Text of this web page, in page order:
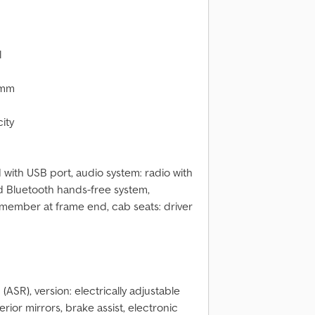
USB port, audio system: radio with
Bluetooth hands-free system,
at frame end, cab seats: driver
version: electrically adjustable
mirrors, brake assist, electronic